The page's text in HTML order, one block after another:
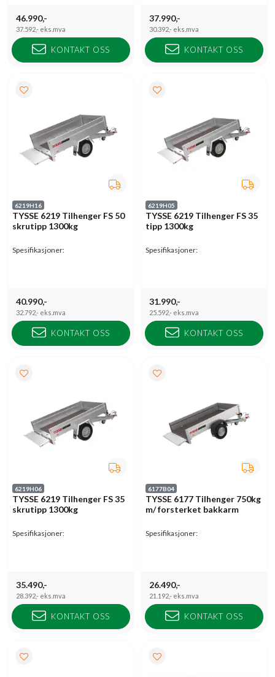
46.990,-
37.592,- eks.mva
KONTAKT OSS
37.990,-
30.392,- eks.mva
KONTAKT OSS
6219H16
TYSSE 6219 Tilhenger FS 50
skrutipp 1300kg
Spesifikasjoner:
40.990,-
32.792,- eks.mva
KONTAKT OSS
6219H05
TYSSE 6219 Tilhenger FS 35
tipp 1300kg
Spesifikasjoner:
31.990,-
25.592,- eks.mva
KONTAKT OSS
6219H06
TYSSE 6219 Tilhenger FS 35
skrutipp 1300kg
Spesifikasjoner:
35.490,-
28.392,- eks.mva
KONTAKT OSS
6177B04
TYSSE 6177 Tilhenger 750kg
m/ forsterket bakkarm
Spesifikasjoner:
26.490,-
21.192,- eks.mva
KONTAKT OSS